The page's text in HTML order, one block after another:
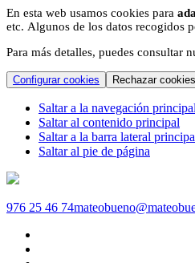
En esta web usamos cookies para
etc. Algunos de los datos recogidos
Para más detalles, puedes consultar
Configurar cookies Rechazar cookies
Saltar a la navegación principal
Saltar al contenido principal
Saltar a la barra lateral
Saltar al pie de página
976 25 46 74